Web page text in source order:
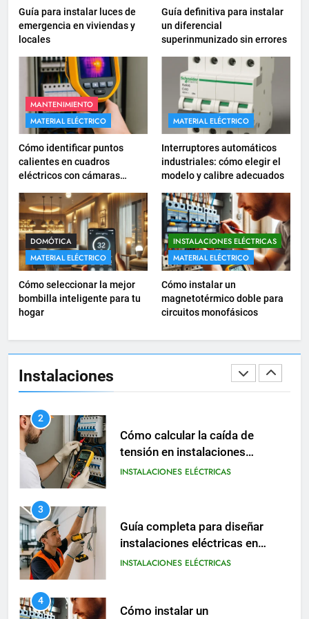
Guía para instalar luces de
emergencia en viviendas y
locales
Guía definitiva para instalar
un diferencial
superinmunizado sin errores
MANTENIMIENTO
MATERIAL ELÉCTRICO
Cómo identificar puntos
calientes en cuadros
eléctricos con cámaras
MATERIAL ELÉCTRICO
Interruptores automáticos
industriales: cómo elegir el
modelo y calibre adecuados
DOMÓTICA
MATERIAL ELÉCTRICO
Cómo seleccionar la mejor
bombilla inteligente para tu
hogar
INSTALACIONES ELÉCTRICAS
MATERIAL ELÉCTRICO
Cómo instalar un
magnetotérmico doble para
circuitos monofásicos
Instalaciones
INSTALACIONES ELÉCTRICAS
17
Cómo diseñar un sistema
eléctrico para pequeños
comercios
INSTALACIONES ELÉCTRICAS
18
Cómo realizar un proyecto de
instalación eléctrica en casa.
INSTALACIONES ELÉCTRICAS
1
Guía práctica para diseñar
instalaciones eléctricas en
oficinas
INSTALACIONES ELÉCTRICAS
tensión en instalaciones
eléctricas residenciales
3
Guía completa para diseñar
instalaciones eléctricas en
oficinas modernas
INSTALACIONES ELÉCTRICAS
4
Cómo instalar un
magnetotérmico doble para
circuitos monofásicos
INSTALACIONES ELÉCTRICAS
5